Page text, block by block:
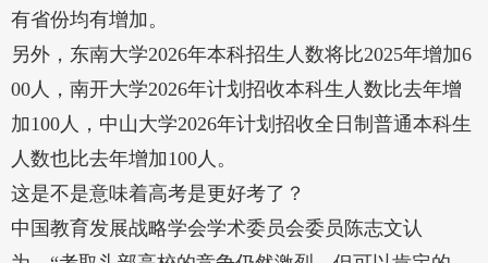
有省份均有增加。
另外，东南大学2026年本科招生人数将比2025年增加6
00人，南开大学2026年计划招收本科生人数比去年增
加100人，中山大学2026年计划招收全日制普通本科生
人数也比去年增加100人。
这是不是意味着高考是更好考了？
中国教育发展战略学会学术委员会委员陈志文认